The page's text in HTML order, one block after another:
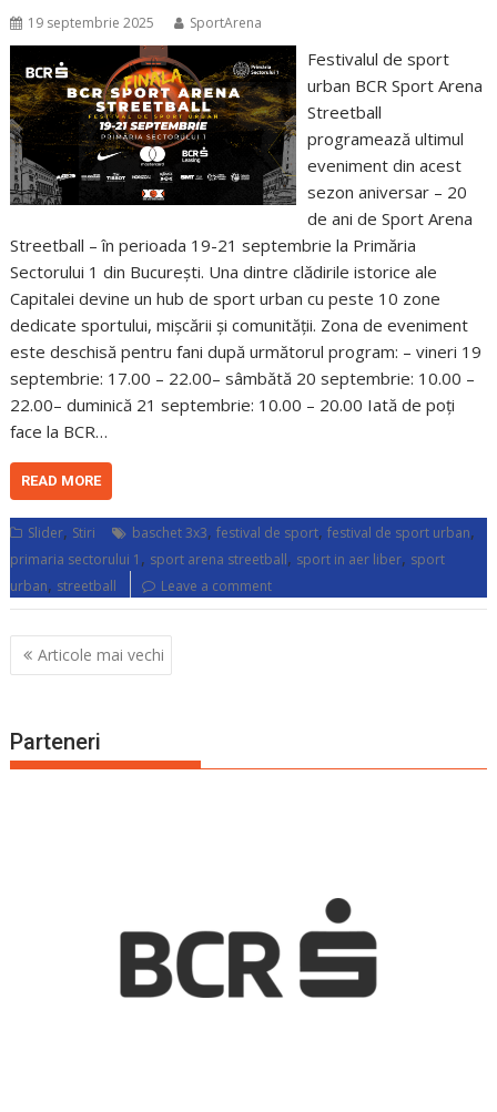
19 septembrie 2025 SportArena
Festivalul de sport
urban BCR Sport Arena
Streetball
programează ultimul
eveniment din acest
sezon aniversar – 20
de ani de Sport Arena
Streetball – în perioada 19-21 septembrie la Primăria
Sectorului 1 din București. Una dintre clădirile istorice ale
Capitalei devine un hub de sport urban cu peste 10 zone
dedicate sportului, mișcării și comunității. Zona de eveniment
este deschisă pentru fani după următorul program: – vineri 19
septembrie: 17.00 – 22.00– sâmbătă 20 septembrie: 10.00 –
22.00– duminică 21 septembrie: 10.00 – 20.00 Iată de poți
face la BCR…
READ MORE
Slider, Stiri baschet 3x3,festival de sport,festival de sport urban,
primaria sectorului 1 , sport arena streetball, sport in aer liber, sport
urban, streetball Leave a comment
Navigare
în
Articole mai vechi
Parteneri